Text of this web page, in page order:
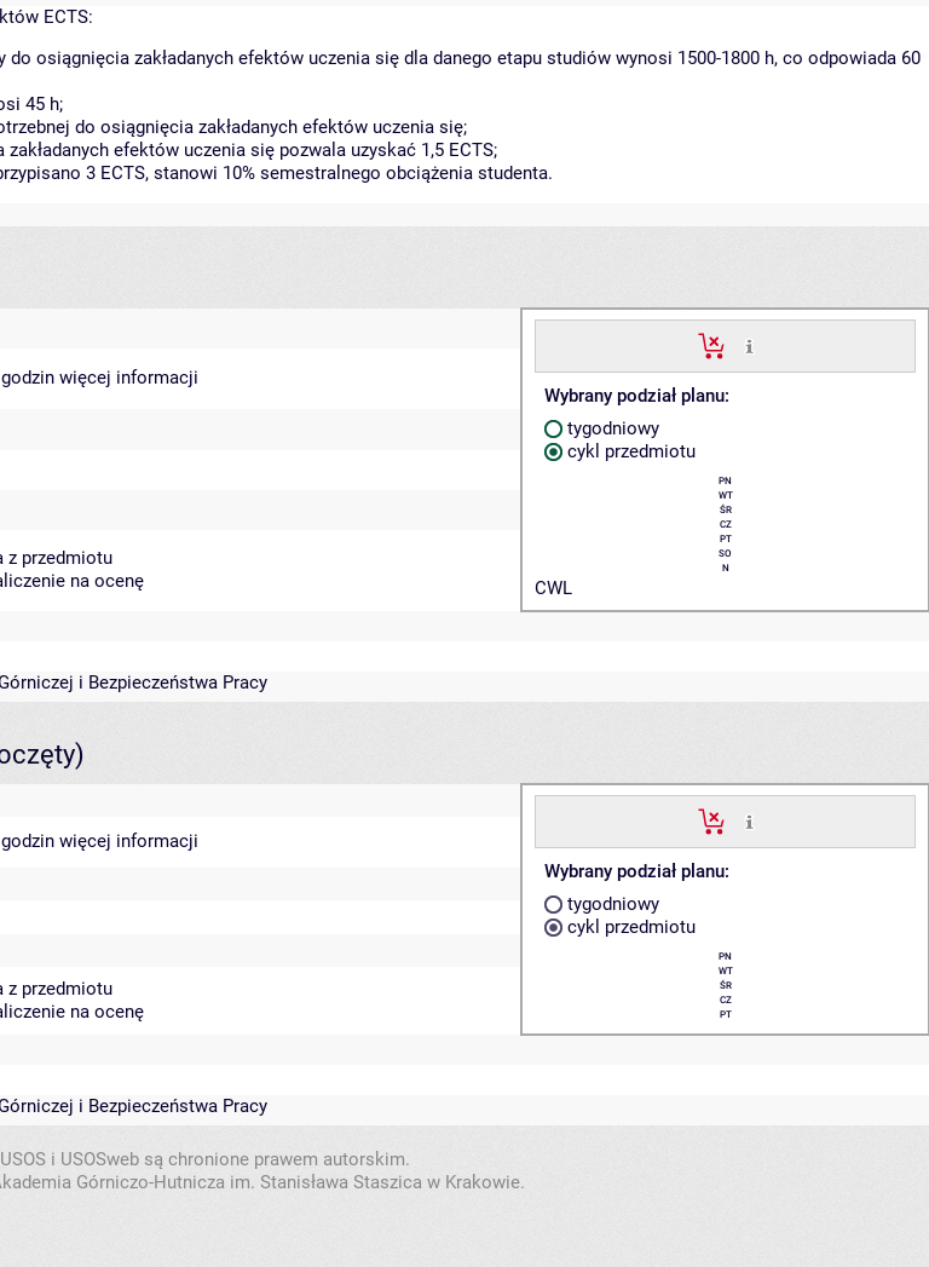
ECTS:
osiągnięcia zakładanych efektów uczenia się dla danego etapu studiów wynosi 1500-1800 h, co odpowiada 60
45 h;
do osiągnięcia zakładanych efektów uczenia się;
efektów uczenia się pozwala uzyskać 1,5 ECTS;
3 ECTS, stanowi 10% semestralnego obciążenia studenta.
Wybrany podział planu:
tygodniowy
cykl przedmiotu
PN
WT
ŚR
CZ
PT
SO
N
CWL
więcej informacji
z przedmiotu
na ocenę
i Bezpieczeństwa Pracy
Wybrany podział planu:
tygodniowy
cykl przedmiotu
PN
WT
ŚR
CZ
PT
więcej informacji
z przedmiotu
na ocenę
i Bezpieczeństwa Pracy
i USOSweb są chronione prawem autorskim.
Górniczo-Hutnicza im. Stanisława Staszica w Krakowie.